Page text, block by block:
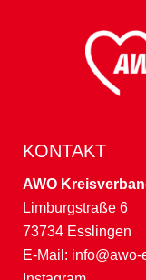
KONTAKT
AWO
Limburgstraße 6
73734 Esslingen
E-Mail: info@awo-